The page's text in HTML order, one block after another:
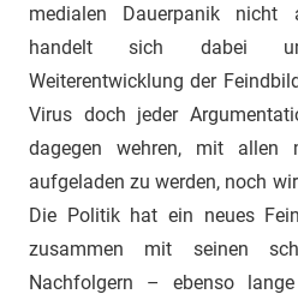
medialen Dauerpanik nicht
handelt sich dabei
Weiterentwicklung der
Virus doch jeder
dagegen wehren, mit allen
aufgeladen zu werden, noch
Die Politik hat ein neues
zusammen mit seinen
Nachfolgern – ebenso